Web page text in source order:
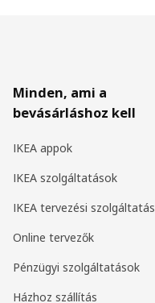
Minden, ami a
bevásárláshoz kell
IKEA appok
IKEA szolgáltatások
IKEA tervezési szolgáltatás
Online tervezők
Pénzügyi szolgáltatások
Házhoz szállítás